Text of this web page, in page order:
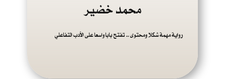
محمد خضير
رواية مهمة شكلا ومحتوى .. تفتح بابا واسعا على الأدب التفاعلي